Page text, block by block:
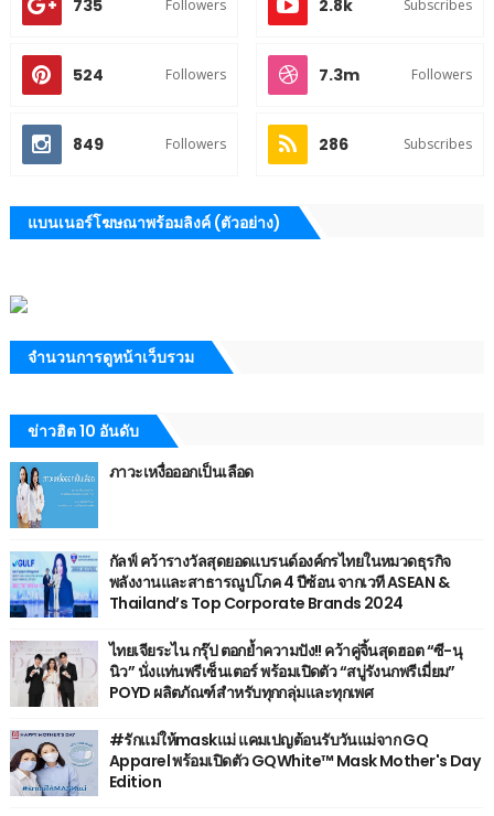
735 Followers 2.8k Subscribes
524 Followers 7.3m Followers
849 Followers 286 Subscribes
แบนเนอร์โฆษณาพร้อมลิงค์ (ตัวอย่าง)
จำนวนการดูหน้าเว็บรวม
ข่าวฮิต 10 อันดับ
ภาวะเหงื่อออกเป็นเลือด
กัลฟ์ คว้ารางวัลสุดยอดแบรนด์องค์กรไทยในหมวดธุรกิจ
พลังงานและสาธารณูปโภค 4 ปีซ้อน จากเวที ASEAN &
Thailand’s Top Corporate Brands 2024
ไทยเจียระไน กรุ๊ป ตอกย้ำความปัง!! คว้าคู่จิ้นสุดฮอต “ซี-นุ
นิว” นั่งแท่นพรีเซ็นเตอร์ พร้อมเปิดตัว “สบู่รังนกพรีเมี่ยม”
POYD ผลิตภัณฑ์สำหรับทุกกลุ่มและทุกเพศ
#รักแม่ให้maskแม่ แคมเปญต้อนรับวันแม่จาก GQ
Apparel พร้อมเปิดตัว GQWhite™ Mask Mother's Day
Edition